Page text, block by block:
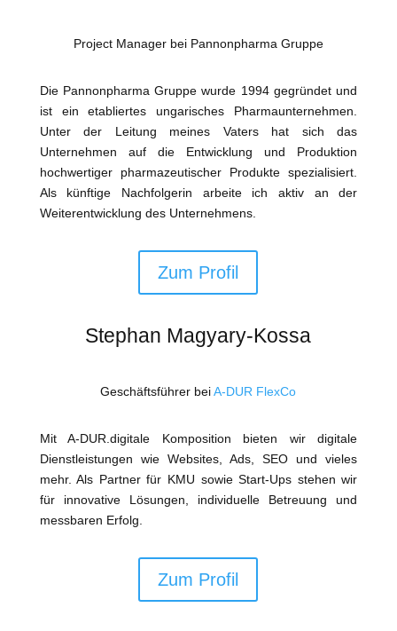
Project Manager bei Pannonpharma Gruppe
Die Pannonpharma Gruppe wurde 1994 gegründet und
ist ein etabliertes ungarisches Pharmaunternehmen.
Unter der Leitung meines Vaters hat sich das
Unternehmen auf die Entwicklung und Produktion
hochwertiger pharmazeutischer Produkte spezialisiert.
Als künftige Nachfolgerin arbeite ich aktiv an der
Weiterentwicklung des Unternehmens.
Zum Profil
Stephan Magyary-Kossa
Geschäftsführer beiA-DUR FlexCo
Mit A-DUR.digitale Komposition bieten wir digitale
Dienstleistungen wie Websites, Ads, SEO und vieles
mehr. Als Partner für KMU sowie Start-Ups stehen wir
für innovative Lösungen, individuelle Betreuung und
messbaren Erfolg.
Zum Profil